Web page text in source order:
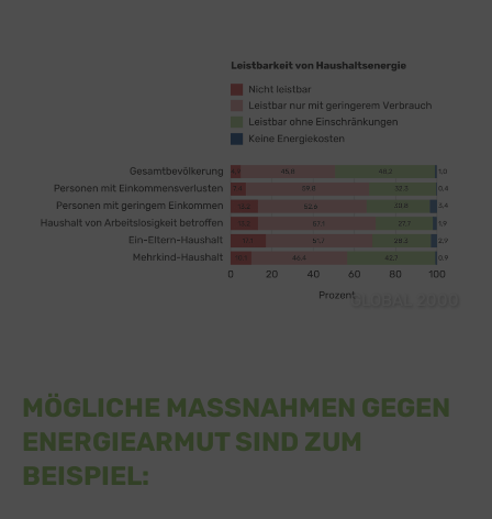
GLOBAL 2000
MÖGLICHE MASSNAHMEN GEGEN E
NERGIEARMUT SIND ZUM B
EISPIEL: